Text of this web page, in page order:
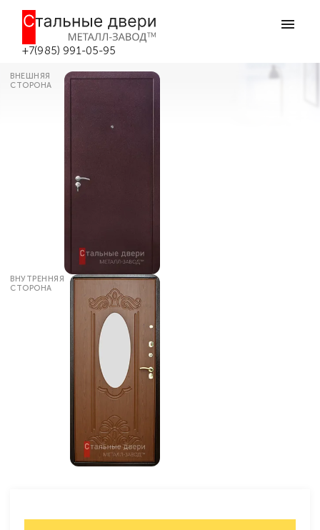
+7(985) 991-05-95
Железная дверь с зеркалом №70 в
Боровске
ВНЕШНЯЯ
СТОРОНА
ВНУТРЕННЯЯ
СТОРОНА